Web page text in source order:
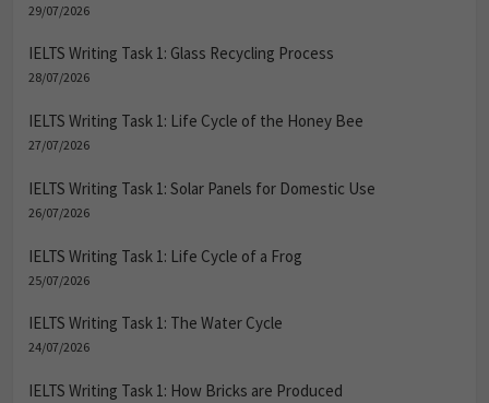
29/07/2026
IELTS Writing Task 1: Glass Recycling Process
28/07/2026
IELTS Writing Task 1: Life Cycle of the Honey Bee
27/07/2026
IELTS Writing Task 1: Solar Panels for Domestic Use
26/07/2026
IELTS Writing Task 1: Life Cycle of a Frog
25/07/2026
IELTS Writing Task 1: The Water Cycle
24/07/2026
IELTS Writing Task 1: How Bricks are Produced